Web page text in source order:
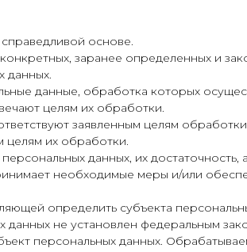
основе.
заранее определенных и
данных.
данные, обработка которых
целям их обработки.
заявленным целям
целям их обработки.
данных, их достаточность,
необходимые меры и/или
определить субъекта
не установлен федеральным
персональных данных.